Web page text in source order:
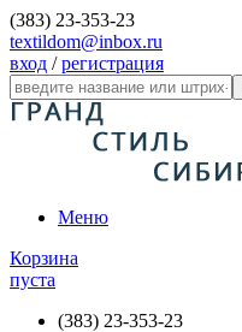
(383) 23-353-23
textildom@inbox.ru
вход /регистрация
Меню
Корзина
пуста
(383) 23-353-23